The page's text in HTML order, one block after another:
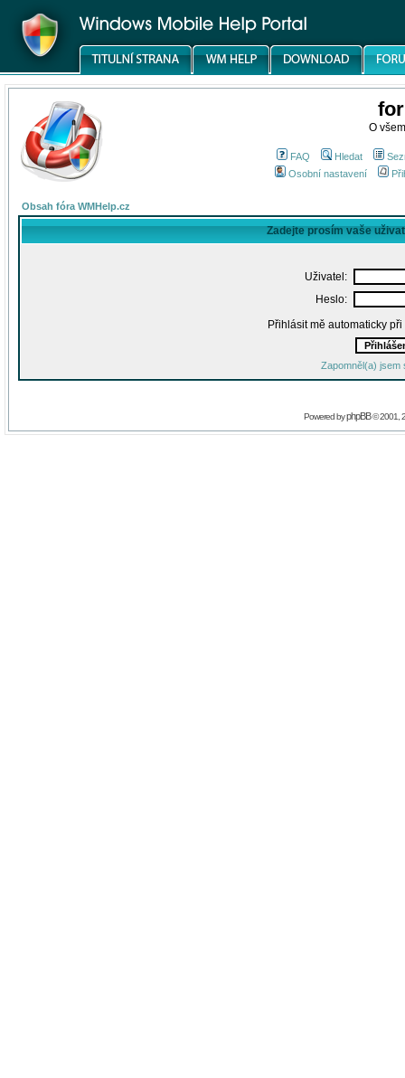
O
FAQ Hledat
Osobní nastavení
Obsah fóra WMHelp.cz
Zadejte prosím vaše
Uživatel:
Heslo:
Přihlásit mě automaticky
Zapomněl(a) jsem
Powered byphpBB© 2001,